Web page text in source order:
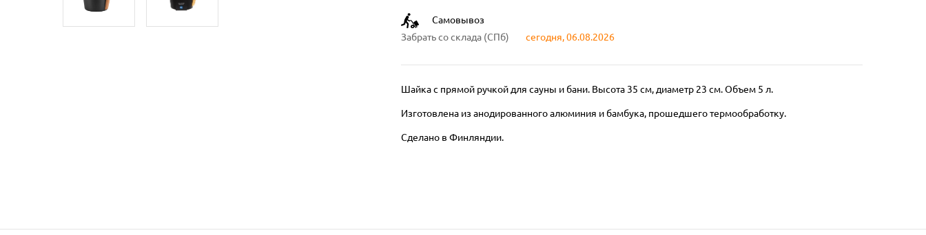
Самовывоз
Забрать со склада (СПб)
сегодня, 06.08.2026
Шайка с прямой ручкой для сауны и бани. Высота 35 см, диаметр 23 см. Объем 5 л.
Изготовлена из анодированного алюминия и бамбука, прошедшего термообработку.
Сделано в Финляндии.